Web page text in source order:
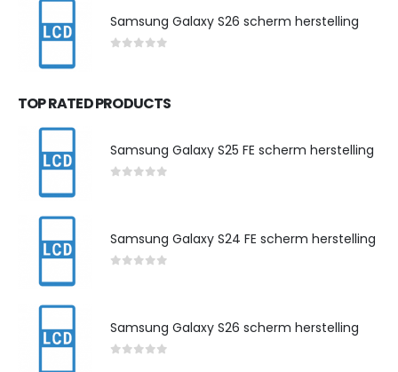
Samsung Galaxy S26 scherm herstelling
TOP RATED PRODUCTS
Samsung Galaxy S25 FE scherm herstelling
Samsung Galaxy S24 FE scherm herstelling
Samsung Galaxy S26 scherm herstelling